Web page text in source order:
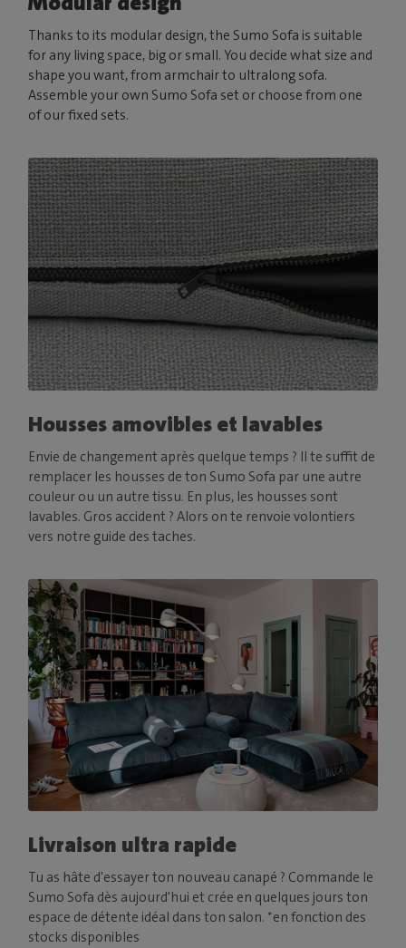
Thanks to its modular design, the Sumo Sofa is suitable
for any living space, big or small. You decide what size and
shape you want, from armchair to ultralong sofa.
Assemble your own Sumo Sofa set or choose from one
of our fixed sets.
Housses amovibles et lavables
Envie de changement après quelque temps ? Il te suffit de
remplacer les housses de ton Sumo Sofa par une autre
couleur ou un autre tissu. En plus, les housses sont
lavables. Gros accident ? Alors on te renvoie volontiers
vers notre guide des taches.
Livraison ultra rapide
Tu as hâte d'essayer ton nouveau canapé ? Commande le
Sumo Sofa dès aujourd'hui et crée en quelques jours ton
espace de détente idéal dans ton salon. *en fonction des
stocks disponibles